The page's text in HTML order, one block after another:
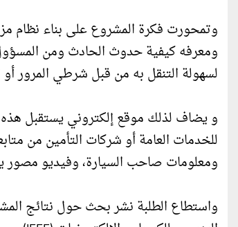
وتمحورت فكرة المشروع على بناء نظام
ومعرفه كيفية حدوث الحادث ومن
لسهولة التنقل به من قبل شرطي المرور
و يضاف لذلك موقع إلكتروني يستقبل هذه
للخدمات العامة أو شركات التأمين من
ومعلومات صاحب السيارة، وفيديو مصور
واستطاع الطلبة نشر بحث حول نتائج